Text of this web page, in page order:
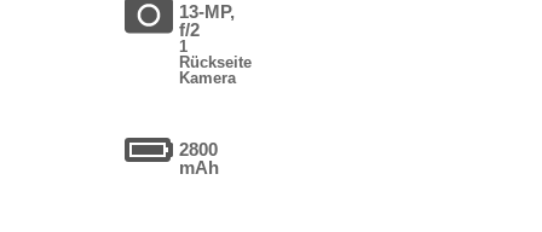
13-MP,
f/2
1
Rückseite
Kamera
2800
mAh